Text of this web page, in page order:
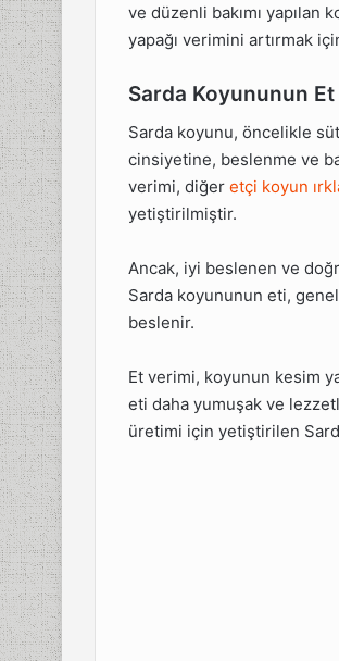
ve düzenli bakımı yapılan
yapağı verimini artırmak
Sarda Koyununun Et
Sarda koyunu, öncelikle
cinsiyetine, beslenme ve
verimi, diğer etçi koyun
yetiştirilmiştir.
Ancak, iyi beslenen ve
Sarda koyununun eti,
beslenir.
Et verimi, koyunun kesim
eti daha yumuşak ve
üretimi için yetiştirilen